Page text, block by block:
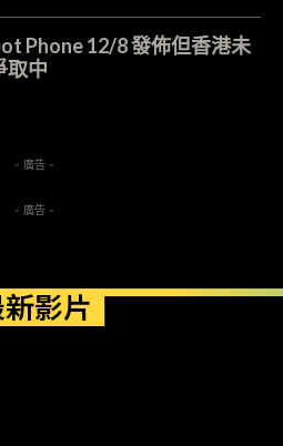
Phone 12/8 發佈但香港未
取中
- 廣告 -
- 廣告 -
影片